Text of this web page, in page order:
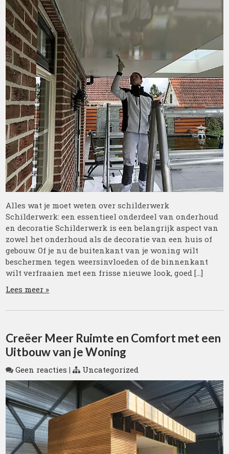
Alles wat je moet weten over schilderwerk
Schilderwerk: een essentieel onderdeel van onderhoud
en decoratie Schilderwerk is een belangrijk aspect van
zowel het onderhoud als de decoratie van een huis of
gebouw. Of je nu de buitenkant van je woning wilt
beschermen tegen weersinvloeden of de binnenkant
wilt verfraaien met een frisse nieuwe look, goed […]
Lees meer »
Creëer Meer Ruimte en Comfort met een
Uitbouw van je Woning
Geen reacties | Uncategorized